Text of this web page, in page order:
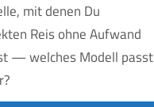
mit denen Du
Reis ohne Aufwand
— welches Modell passt